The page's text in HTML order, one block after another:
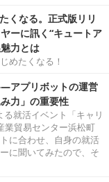
くなる。正式版リリ
ーに訊く“キュートア
力とは
めたくなる！
アプリボットの運営
力」の重要性
就活イベント「キャリ
業貿易センター浜松町
に合わせ、自身の就活
に聞いてみたので、そ